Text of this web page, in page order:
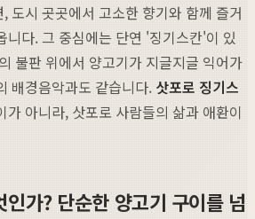
도시 곳곳에서 고소한 향기와 함께 즐거
니다. 그 중심에는 단연 '징기스칸'이 있
불판 위에서 양고기가 지글지글 익어가
배경음악과도 같습니다. 삿포로 징기스
가 아니라, 삿포로 사람들의 삶과 애환이
가? 단순한 양고기 구이를 넘